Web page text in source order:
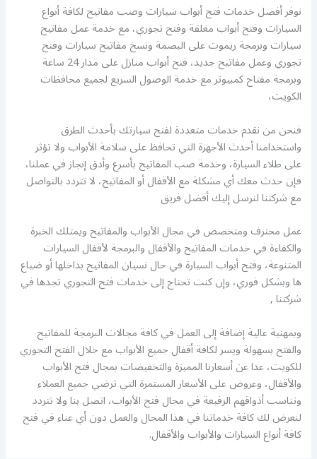
نوفر أفضل خدمات فتح أبواب سيارات وصب مفاتيح لكافة أنواع
السيارات وفتح أبواب مغلقة وفتح تجوري، مع خدمة عمل مفاتيح
سيارات وبرمجة ريموت على البصمة ونسخ مفاتيح سيارات وفتح
تجوري وعمل مفاتيح جديد، فتح أبواب منازل على مدار 24 ساعة
وبرمجة مفتاح كمبيوتر مع خدمة الوصول السريع لجميع محافظات
الكويت،
فنحن من نقدم خدمات متعددة لفتح سيارتك بأحدث الطرق
واستخدامنا أحدث الأجهزة التي تحافظ على سلامة الأبواب ولا تؤثر
على طلاء السيارة، وخدمة صب المفاتيح بأسرع وأدق إنجاز في عملنا،
فإن حدث معك أي مشكلة مع الأقفال أو المفاتيح، لا تتردد بالتواصل
مع شركتنا لنرسل إليك أفضل فريق
عمل محترف ومتخصص في مجال الأبواب والمفاتيح ويمتلك الخبرة
والكفاءة في خدمات المفاتيح والأقفال والبرمجة لأقفال السيارات
المتنوعة، وفتح أبواب السيارة في حال نسيان المفاتيح بداخلها أو ضياع
ها وبشكل فوري، وإن كنت تحتاج إلى خدمات فتح التجوري تجدها في
شركتنا ,
وبمهنية عالية إضافة إلى العمل في كافة مجالات البرمجة للمفاتيح
والفتح بسهولة ويسر لكافة أقفال جميع الأبواب مع خلال الفتح التجوري
للكويت، عدا عن أسعارنا المميزة والتخفيضات بمجال فتح الأبواب
والأقفال، وعروض على الأسعار المستمرة التي ترضي جميع العملاء
وتناسب أذواقهم الرفيعة في مجال فتح الأبواب، اتصل بنا ولا تتردد
لنعرض لك كافة خدماتنا في هذا المجال والعمل دون أي عناء في فتح
كافة أنواع السيارات والأبواب والأقفال.